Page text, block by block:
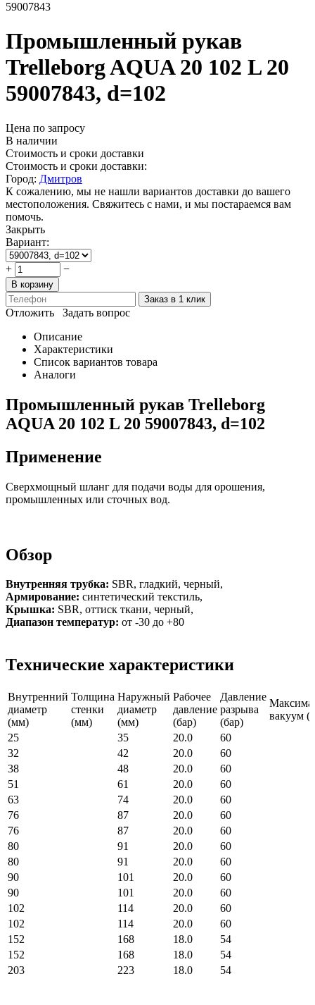
59007843
Промышленный рукав
Trelleborg AQUA 20 102 L 20
59007843, d=102
Цена по запросу
В наличии
Стоимость и сроки доставки
Стоимость и сроки доставки:
Город: Дмитров
К сожалению, мы не нашли вариантов доставки до вашего
местоположения. Свяжитесь с нами, и мы постараемся вам
помочь.
Закрыть
Вариант:
+ −
В корзину
Заказ в 1 клик
Отложить
Задать вопрос
Описание
Характеристики
Список вариантов товара
Аналоги
Промышленный рукав Trelleborg
AQUA 20 102 L 20 59007843, d=102
Применение
Сверхмощный шланг для подачи воды для орошения,
промышленных или сточных вод.
Обзор
Внутренняя трубка: SBR, гладкий, черный,
Армирование: синтетический текстиль,
Крышка: SBR, оттиск ткани, черный,
Диапазон температур: от -30 до +80
Технические характеристики
Внутренний
диаметр
(мм)
Толщина
стенки
(мм)
Наружный
диаметр
(мм)
Рабочее
давление
(бар)
Давление
разрыва
(бар)
вакуум
25
35 20.0
60
32
42 20.0
60
38
48 20.0
60
51
61 20.0
60
63
74 20.0
60
76
87 20.0
60
76
87 20.0
60
80
91 20.0
60
80
91 20.0
60
90
101 20.0
60
90
101 20.0
60
102
114 20.0
60
102
114 20.0
60
152
168 18.0
54
152
168 18.0
54
203
223 18.0 54